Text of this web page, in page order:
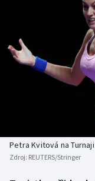
Americký fotbal
Baseball a softbal
Biatlon
NEPŘEHLÉDNĚTE
Aplikace ČT sport
Petra Kvitová na
Zdroj: REUTERS/Stringer